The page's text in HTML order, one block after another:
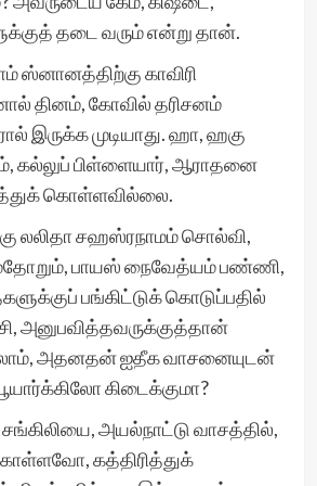
தடை வரும் என்று தான்.
ஸ்னானத்திற்கு காவிரி
தினம், கோவில் தரிசனம்
இருக்க முடியாது. ஹா, ஹகு
கல்லுப் பிள்ளையார், ஆராதனை
கொள்ளவில்லை.
லலிதா சஹஸ்ரநாமம் சொல்வி,
பாயஸ் நைவேத்யம் பண்ணி,
பங்கிட்டுக் கொடுப்பதில்
அனுபவித்தவருக்குத்தான்
அதனதன் ஐதீக வாசனையுடன்
கிடைக்குமா?
அயல்நாட்டு வாசத்தில்,
கத்திரித்துக்